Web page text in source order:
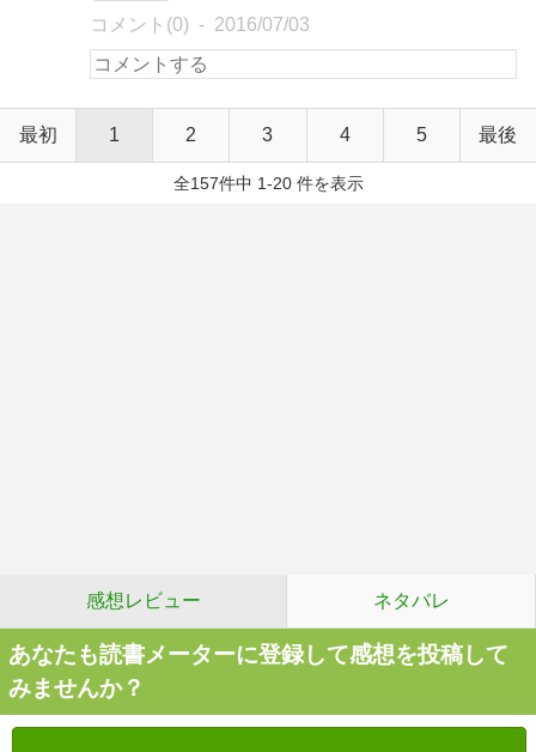
コメント(0) 2016/07/03
最初 1 2 3 4 5 最後
全157件中 1-20 件を表示
感想レビュー ネタバレ
あなたも読書メーターに登録して感想を投稿して
みませんか？